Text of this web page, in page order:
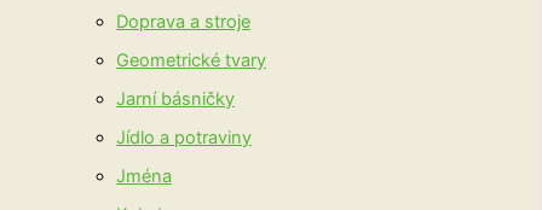
Doprava a stroje
Geometrické tvary
Jarní básničky
Jídlo a potraviny
Jména